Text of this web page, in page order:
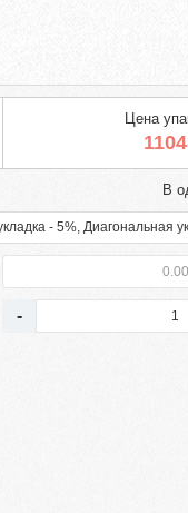
Цена
В
- 5%, Диагональная